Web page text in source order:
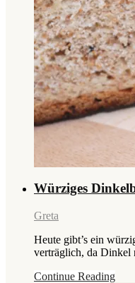
Würziges
Greta
Heute gibt’s ein
verträglich, da Dinkel
Continue Reading